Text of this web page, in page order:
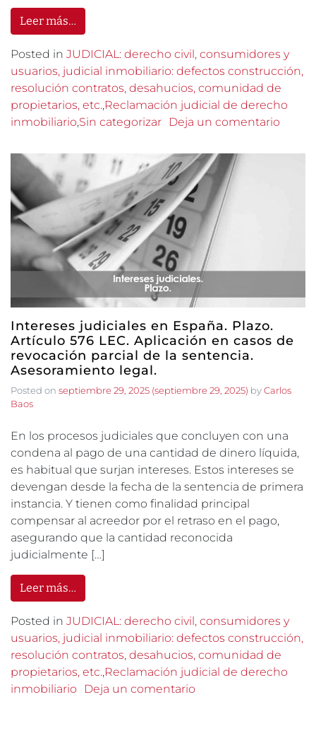
Leer más…
Posted in JUDICIAL: derecho civil, consumidores y
usuarios, judicial inmobiliario: defectos construcción,
resolución contratos, desahucios, comunidad de
propietarios, etc.,Reclamación judicial de derecho
inmobiliario,Sin categorizar Deja un comentario
Intereses judiciales en España. Plazo.
Artículo 576 LEC. Aplicación en casos de
revocación parcial de la sentencia.
Asesoramiento legal.
Posted on septiembre 29, 2025 (septiembre 29, 2025) byCarlos
Baos
En los procesos judiciales que concluyen con una
condena al pago de una cantidad de dinero líquida,
es habitual que surjan intereses. Estos intereses se
devengan desde la fecha de la sentencia de primera
instancia. Y tienen como finalidad principal
compensar al acreedor por el retraso en el pago,
asegurando que la cantidad reconocida
judicialmente […]
Leer más…
Posted in JUDICIAL: derecho civil, consumidores y
usuarios, judicial inmobiliario: defectos construcción,
resolución contratos, desahucios, comunidad de
propietarios, etc.,Reclamación judicial de derecho
inmobiliario
Deja un comentario